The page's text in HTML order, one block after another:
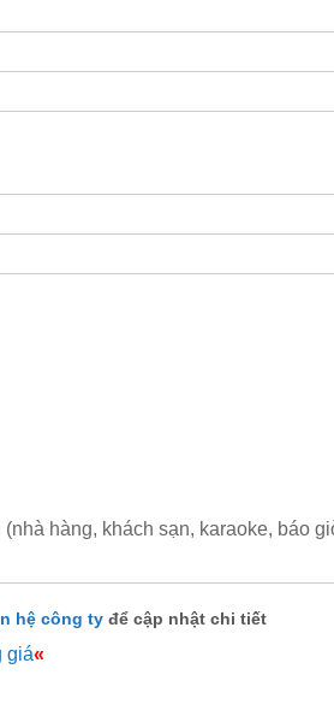
hàng, khách sạn, karaoke, báo
hệ công ty để cập nhật chi tiết
giá«